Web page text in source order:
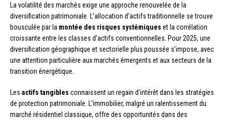
La volatilité des marchés exige une approche renouvelée de la
diversification patrimoniale. L’allocation d’actifs traditionnelle se trouve
bousculée par la montée des risques systémiques et la corrélation
croissante entre les classes d’actifs conventionnelles. Pour 2025, une
diversification géographique et sectorielle plus poussée s’impose, avec
une attention particulière aux marchés émergents et aux secteurs de la
transition énergétique.
Les actifs tangibles connaissent un regain d’intérêt dans les stratégies
de protection patrimoniale. L’immobilier, malgré un ralentissement du
marché résidentiel classique, offre des opportunités dans des